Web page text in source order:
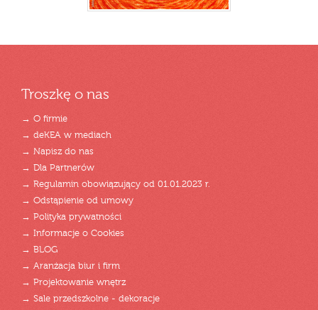
Troszkę o nas
→ O firmie
→ deKEA w mediach
→ Napisz do nas
→ Dla Partnerów
→ Regulamin obowiązujący od 01.01.2023 r.
→ Odstąpienie od umowy
→ Polityka prywatności
→ Informacje o Cookies
→ BLOG
→ Aranżacja biur i firm
→ Projektowanie wnętrz
→ Sale przedszkolne - dekoracje